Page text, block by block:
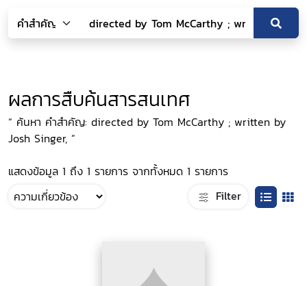
ผลการสืบค้นสารสนเทศ
“ ค้นหา คำสำคัญ: directed by Tom McCarthy ; written by
Josh Singer, ”
แสดงข้อมูล 1 ถึง 1 รายการ จากทั้งหมด 1 รายการ
Filter